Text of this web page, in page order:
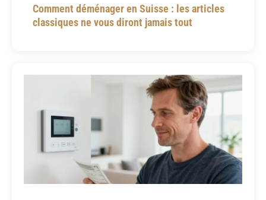
Comment déménager en Suisse : les articles
classiques ne vous diront jamais tout